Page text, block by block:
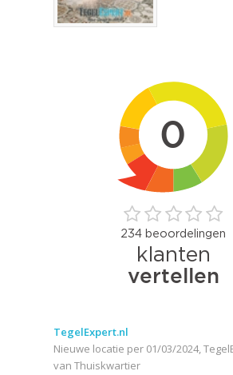
TegelExpert.nl
Nieuwe locatie per 01/03/2024,
van Thuiskwartier